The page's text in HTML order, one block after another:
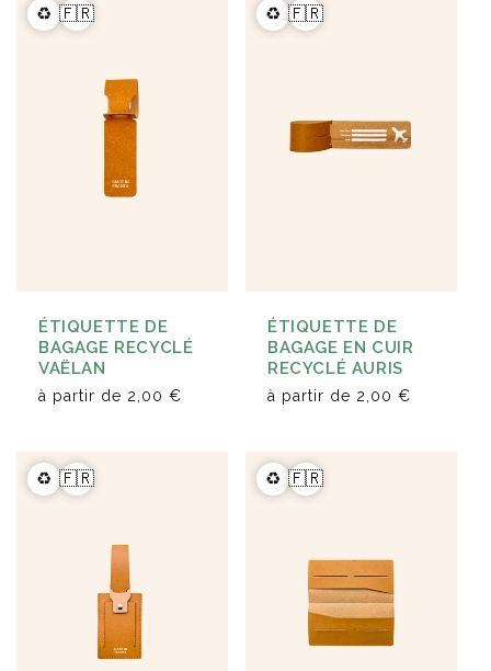
♻️ 🇫🇷
ÉTIQUETTE DE
BAGAGE RECYCLÉ
VAËLAN
à partir de 2,00 €
♻️ 🇫🇷
ÉTIQUETTE DE
BAGAGE EN CUIR
RECYCLÉ AURIS
à partir de 2,00 €
♻️ 🇫🇷 ♻️ 🇫🇷